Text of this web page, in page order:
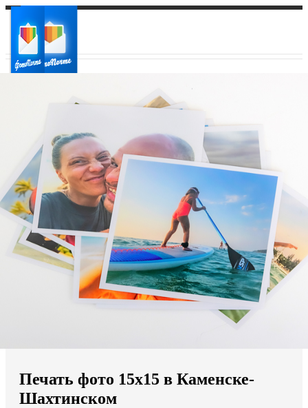
Ваш регион доставки
Выберите из списка:
Мы доставляем по всему миру
Продолжить без города
Печать фото 15х15 в Каменске-
Шахтинском